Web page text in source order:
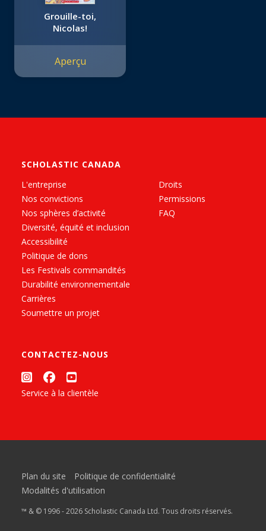
Grouille-toi,
Nicolas!
Aperçu
SCHOLASTIC CANADA
L'entreprise
Nos convictions
Nos sphères d’activité
Diversité, équité et inclusion
Accessibilité
Politique de dons
Les Festivals commandités
Durabilité environnementale
Carrières
Soumettre un projet
Droits
Permissions
FAQ
CONTACTEZ-NOUS
Service à la clientèle
Plan du site
Politique de confidentialité
Modalités d'utilisation
™ & © 1996 - 2026 Scholastic Canada Ltd. Tous droits réservés.